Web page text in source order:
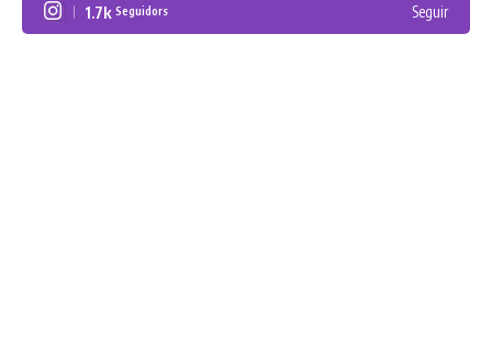
1.7k Seguidors Seguir